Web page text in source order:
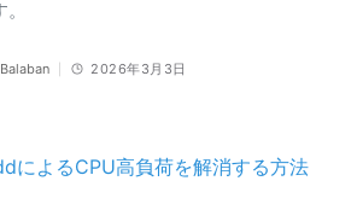
2026年3月3日